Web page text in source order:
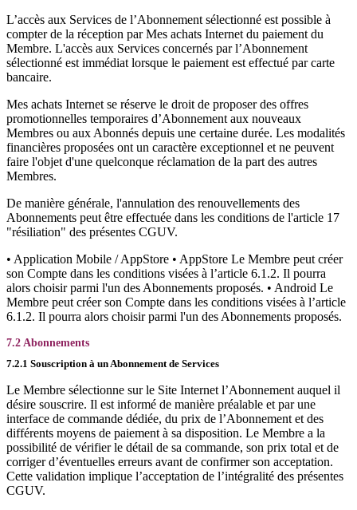
L’accès aux Services de l’Abonnement sélectionné est possible à
compter de la réception par Mes achats Internet du paiement du
Membre. L'accès aux Services concernés par l’Abonnement
sélectionné est immédiat lorsque le paiement est effectué par carte
bancaire.
Mes achats Internet se réserve le droit de proposer des offres
promotionnelles temporaires d’Abonnement aux nouveaux
Membres ou aux Abonnés depuis une certaine durée. Les modalités
financières proposées ont un caractère exceptionnel et ne peuvent
faire l'objet d'une quelconque réclamation de la part des autres
Membres.
De manière générale, l'annulation des renouvellements des
Abonnements peut être effectuée dans les conditions de l'article 17
"résiliation" des présentes CGUV.
• Application Mobile / AppStore • AppStore Le Membre peut créer
son Compte dans les conditions visées à l’article 6.1.2. Il pourra
alors choisir parmi l'un des Abonnements proposés. • Android Le
Membre peut créer son Compte dans les conditions visées à l’article
6.1.2. Il pourra alors choisir parmi l'un des Abonnements proposés.
7.2 Abonnements
7.2.1 Souscription à un Abonnement de Services
Le Membre sélectionne sur le Site Internet l’Abonnement auquel il
désire souscrire. Il est informé de manière préalable et par une
interface de commande dédiée, du prix de l’Abonnement et des
différents moyens de paiement à sa disposition. Le Membre a la
possibilité de vérifier le détail de sa commande, son prix total et de
corriger d’éventuelles erreurs avant de confirmer son acceptation.
Cette validation implique l’acceptation de l’intégralité des présentes
CGUV.